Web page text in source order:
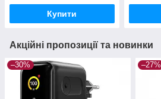
Купити
Акційні пропозиції та новинки
–30% –27%